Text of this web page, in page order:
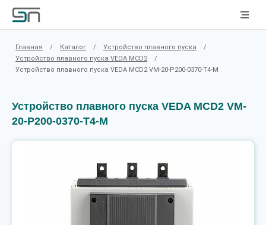
Главная / Каталог / Устройство плавного пуска
/
Устройство плавного пуска VEDA MCD2
/
Устройство плавного пуска VEDA MCD2 VM-20-P200-0370-T4-M
Устройство плавного пуска VEDA MCD2 VM-
20-P200-0370-T4-M